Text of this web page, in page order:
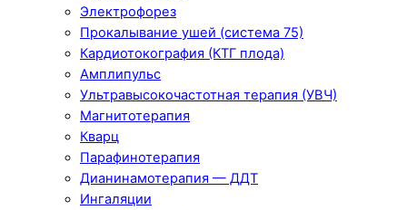
Электрофорез
Прокалывание ушей (система 75)
Кардиотокография (КТГ плода)
Амплипульс
Ультравысокочастотная терапия (УВЧ)
Магнитотерапия
Кварц
Парафинотерапия
Дианинамотерапия — ДДТ
Ингаляции